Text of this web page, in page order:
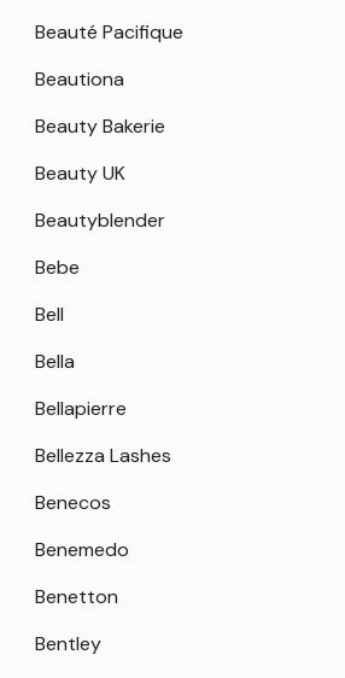
Beauté Pacifique
Beautiona
Beauty Bakerie
Beauty UK
Beautyblender
Bebe
Bell
Bella
Bellapierre
Bellezza Lashes
Benecos
Benemedo
Benetton
Bentley